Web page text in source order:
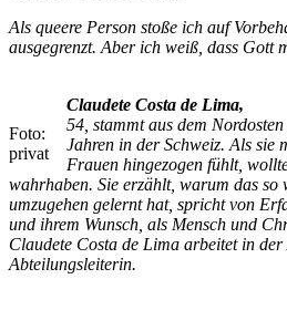
Als queere Person stoße ich auf
ausgegrenzt. Aber ich weiß, dass Gott
Foto:
privat
Claudete Costa de Lima,
54, stammt aus dem
Jahren in der Schweiz. Als sie
Frauen hingezogen fühlt,
wahrhaben. Sie erzählt, warum das so
umzugehen gelernt hat, spricht von
und ihrem Wunsch, als Mensch und
Claudete Costa de Lima arbeitet in der
Abteilungsleiterin.